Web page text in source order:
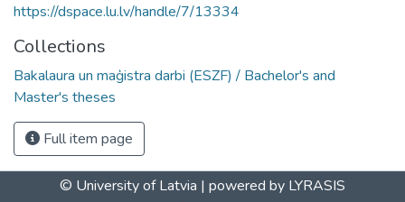
https://dspace.lu.lv/handle/7/13334
Collections
Bakalaura un maģistra darbi (ESZF) / Bachelor's and
Master's theses
Full item page
© University of Latvia | powered by LYRASIS